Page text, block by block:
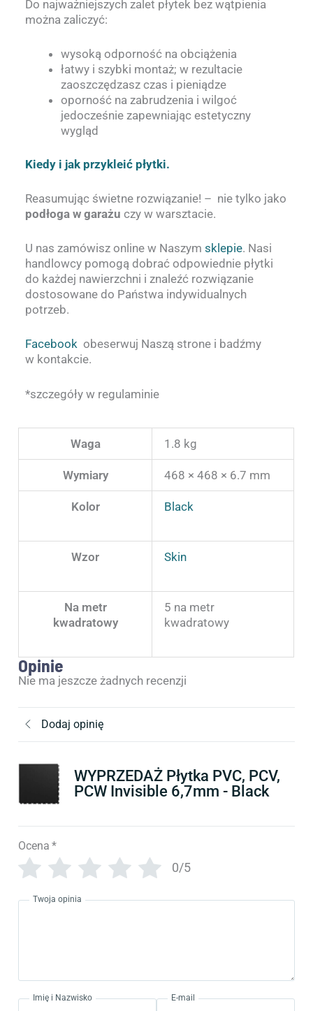
Do najważniejszych zalet płytek bez wątpienia
można zaliczyć:
wysoką odporność na obciążenia
łatwy i szybki montaż; w rezultacie
zaoszczędzasz czas i pieniądze
oporność na zabrudzenia i wilgoć
jedocześnie zapewniając estetyczny
wygląd
Kiedy i jak przykleić płytki.
Reasumując świetne rozwiązanie! – nie tylko jako
podłoga w garażu czy w warsztacie.
U nas zamówisz online w Naszymsklepie. Nasi
handlowcy pomogą dobrać odpowiednie płytki
do każdej nawierzchni i znaleźć rozwiązanie
dostosowane do Państwa indywidualnych
potrzeb.
Facebookobeserwuj Naszą strone i badźmy
w kontakcie.
*szczegóły w regulaminie
Waga 1.8 kg
Wymiary 468 × 468 × 6.7 mm
Kolor Black
Wzor Skin
Na metr
kwadratowy
5 na metr
kwadratowy
Opinie
Nie ma jeszcze żadnych recenzji
Dodaj opinię
WYPRZEDAŻ Płytka PVC, PCV,
PCW Invisible 6,7mm - Black
Ocena *
0/5
Twoja opinia
Imię i Nazwisko E-mail